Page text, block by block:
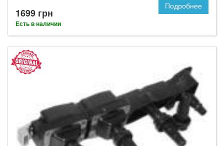
1699 грн
Есть в наличии
Подробнее